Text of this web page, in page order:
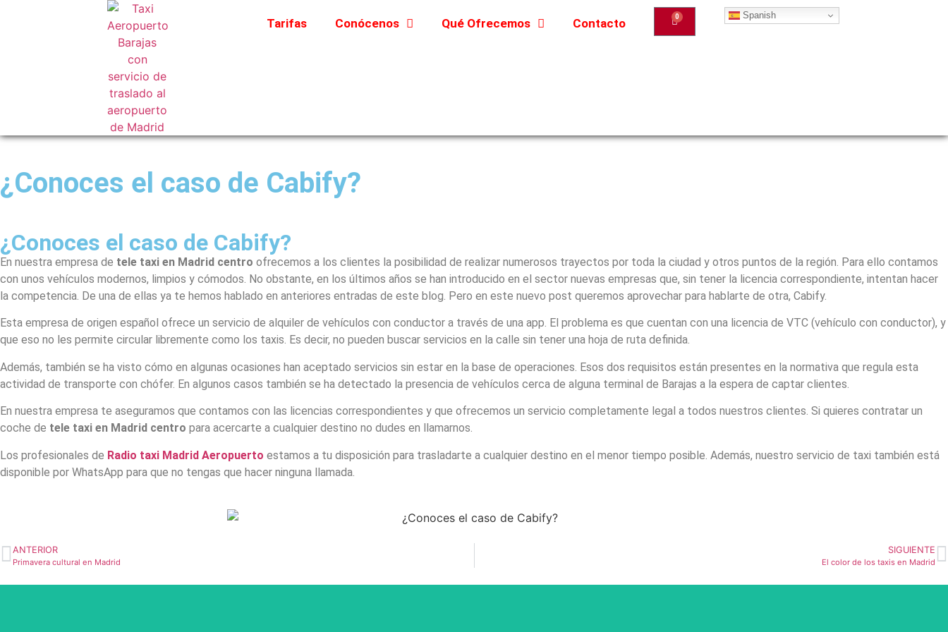
Tarifas Conócenos Qué Ofrecemos Contacto 0 Spanish
¿Conoces el caso de Cabify?
¿Conoces el caso de Cabify?
En nuestra empresa de tele taxi en Madrid centro ofrecemos a los clientes la posibilidad de realizar numerosos trayectos por toda la ciudad y otros puntos de la región. Para ello contamos
con unos vehículos modernos, limpios y cómodos. No obstante, en los últimos años se han introducido en el sector nuevas empresas que, sin tener la licencia correspondiente, intentan hacer
la competencia. De una de ellas ya te hemos hablado en anteriores entradas de este blog. Pero en este nuevo post queremos aprovechar para hablarte de otra, Cabify.
Esta empresa de origen español ofrece un servicio de alquiler de vehículos con conductor a través de una app. El problema es que cuentan con una licencia de VTC (vehículo con conductor), y
que eso no les permite circular libremente como los taxis. Es decir, no pueden buscar servicios en la calle sin tener una hoja de ruta definida.
Además, también se ha visto cómo en algunas ocasiones han aceptado servicios sin estar en la base de operaciones. Esos dos requisitos están presentes en la normativa que regula esta
actividad de transporte con chófer. En algunos casos también se ha detectado la presencia de vehículos cerca de alguna terminal de Barajas a la espera de captar clientes.
En nuestra empresa te aseguramos que contamos con las licencias correspondientes y que ofrecemos un servicio completamente legal a todos nuestros clientes. Si quieres contratar un
coche de tele taxi en Madrid centro para acercarte a cualquier destino no dudes en llamarnos.
Los profesionales de Radio taxi Madrid Aeropuerto estamos a tu disposición para trasladarte a cualquier destino en el menor tiempo posible. Además, nuestro servicio de taxi también está
disponible por WhatsApp para que no tengas que hacer ninguna llamada.
ANTERIOR
Primavera cultural en Madrid
SIGUIENTE
El color de los taxis en Madrid